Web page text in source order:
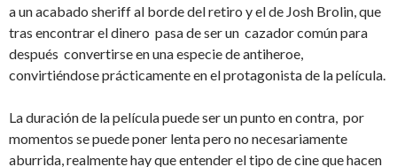
a un acabado sheriff al borde del retiro y el de Josh Brolin, que
tras encontrar el dinero pasa de ser un cazador común para
después convertirse en una especie de antiheroe,
convirtiéndose prácticamente en el protagonista de la película.
La duración de la película puede ser un punto en contra, por
momentos se puede poner lenta pero no necesariamente
aburrida, realmente hay que entender el tipo de cine que hacen